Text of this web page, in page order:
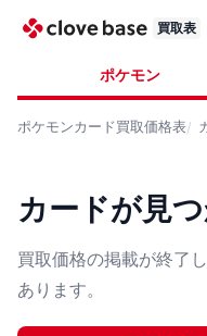
買取表
ポケモン
ポケモンカード買取価格表
カードが見
買取価格の掲載が終了
あります。